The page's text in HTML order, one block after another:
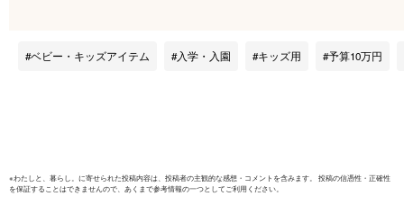
ルタ 総合
ベビー・キッズアイテム 入学・入園 キッズ用 予算10万円
※わたしと、暮らし。 に寄せられた投稿内容は、投稿者の主観的な感想・コメントを含みます。 投稿の信憑性・正確性
を保証することはできませんので、あくまで参考情報の一つとしてご利用ください。